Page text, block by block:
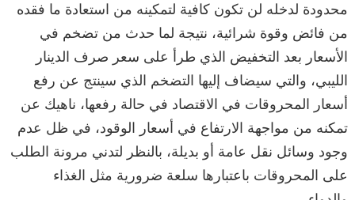
محدودة لدخله لن تكون كافية لتمكينه من استعادة ما فقده
من فائض وقوة شرائية، نتيجة لما حدث من تضخم في
الأسعار بعد التخفيض الذي طرأ على سعر صرف الدينار
الليبي، والتي سيضاف إليها التضخم الذي سينتج عن رفع
أسعار المحروقات في الاقتصاد في حالة رفعها، ناهيك عن
تمكنه من مواجهة الارتفاع في أسعار الوقود، في ظل عدم
وجود وسائل نقل عامة أو بديلة، بالنظر لتدني مرونة الطلب
على المحروقات باعتبارها سلعة ضرورية مثل الغذاء